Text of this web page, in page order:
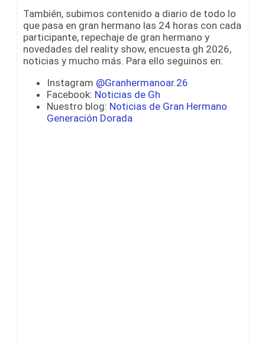
También, subimos contenido a diario de todo lo
que pasa en gran hermano las 24 horas con cada
participante, repechaje de gran hermano y
novedades del reality show, encuesta gh 2026,
noticias y mucho más. Para ello seguinos en:
Instagram @Granhermanoar.26
Facebook: Noticias de Gh
Nuestro blog: Noticias de Gran Hermano
Generación Dorada